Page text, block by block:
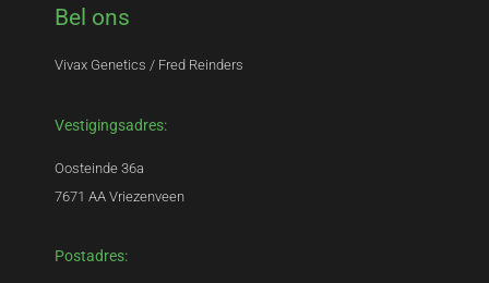
Bel ons
Vivax Genetics / Fred Reinders
Vestigingsadres:
Oosteinde 36a
7671 AA Vriezenveen
Postadres: